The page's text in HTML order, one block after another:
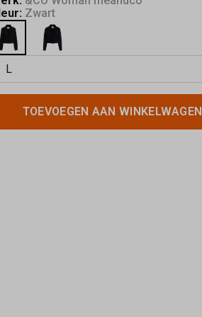
Zwart
TOEVOEGEN AAN WINKELWAGEN